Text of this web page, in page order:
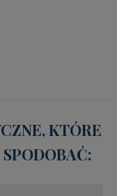
KTÓRE